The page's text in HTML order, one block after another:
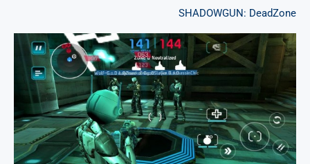
SHADOWGUN: DeadZone